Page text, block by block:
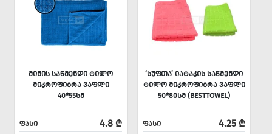
ᲛᲘᲜᲘᲡ ᲡᲐᲬᲛᲔᲜᲓᲘ ᲢᲘᲚᲝ
ᲛᲘᲙᲠᲝᲤᲘᲑᲠᲐ ᲕᲐᲤᲚᲘ
40*55ᲡᲛ
ᲤᲐᲡᲘ 4.8 ₾
‘ᲡᲣᲤᲗᲐ’ ᲘᲐᲢᲐᲙᲘᲡ ᲡᲐᲬᲛᲔᲜᲓᲘ
ᲢᲘᲚᲝ ᲛᲘᲙᲠᲝᲤᲘᲑᲠᲐ ᲕᲐᲤᲚᲘ
50*80ᲡᲛ (BESTTOWEL)
ᲤᲐᲡᲘ 4.25 ₾